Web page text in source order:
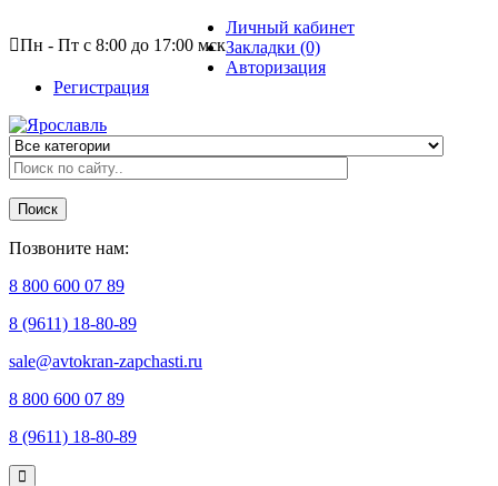
Пн - Пт с 8:00 до 17:00 мск
Личный кабинет
Закладки (0)
Авторизация
Регистрация
Поиск
Позвоните нам:
8 800 600 07 89
8 (9611) 18-80-89
sale@avtokran-zapchasti.ru
8 800 600 07 89
8 (9611) 18-80-89